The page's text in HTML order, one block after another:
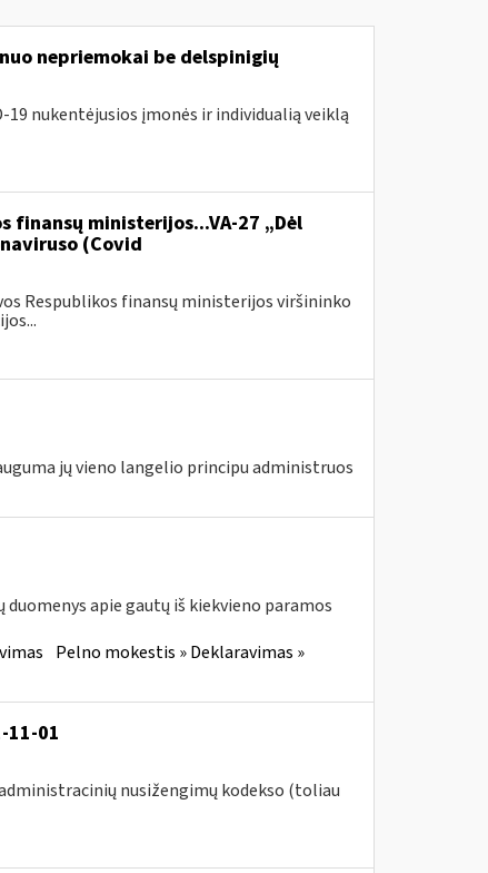
nepriemokai be delspinigių
nukentėjusios įmonės ir individualią veiklą
finansų ministerijos...VA-27 „Dėl
(Covid
Respublikos finansų ministerijos viršininko
jų vieno langelio principu administruos
apie gautų iš kiekvieno paramos
Pelno mokestis » Deklaravimas »
11-01
nusižengimų kodekso (toliau